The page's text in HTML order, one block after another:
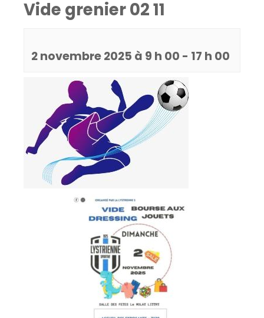
Vide grenier 02 11
2 novembre 2025 à 9 h 00 - 17 h 00